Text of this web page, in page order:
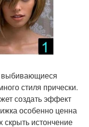
выбивающиеся
стиля прически.
создать эффект
особенно ценна
истончение